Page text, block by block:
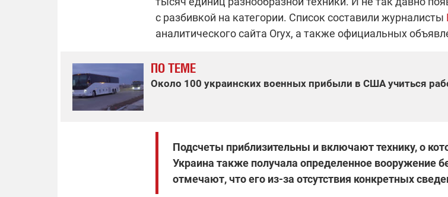
с разбивкой на категории. Список составили журналисты
аналитического сайта Oryx, а также официальных
ПО ТЕМЕ
Около 100 украинских военных прибыли в США учиться
Подсчеты приблизительны и включают технику, о
Украина также получала определенное вооружение
отмечают, что его из-за отсутствия конкретных